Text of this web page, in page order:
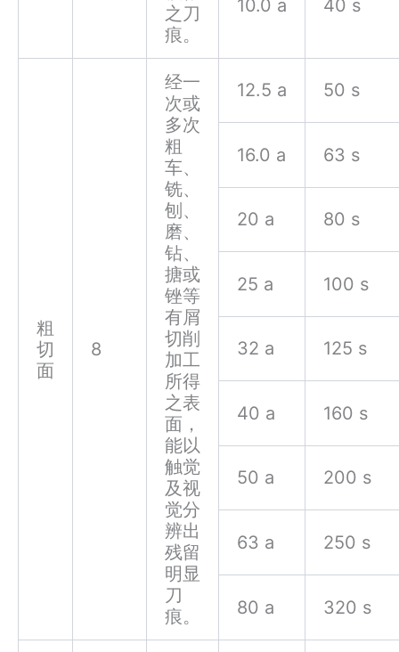
之刀
痕。
10.0 a 40 s
粗
切
面
8
经一
次或
多次
粗
车、
铣、
刨、
磨、
钻、
搪或
锉等
有屑
切削
加工
所得
之表
面，
能以
触觉
及视
觉分
辨出
残留
明显
刀
痕。
12.5 a 50 s
16.0 a 63 s
20 a 80 s
25 a 100 s
32 a 125 s
40 a 160 s
50 a 200 s
63 a 250 s
80 a 320 s